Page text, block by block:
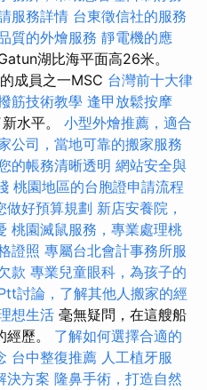
服務詳情 台東徵信社的服務
質的外燴服務 靜電機的應
湖比海平面高26米。
成員之一MSC 台灣前十大律
筋技術教學 逢甲放鬆按摩
水平。 小型外燴推薦，適合
公司，當地可靠的搬家服務
的帳務清晰透明 網站安全與
桃園地區的台胞證申請流程
做好預算規劃 新店安養院，
桃園滅鼠服務，專業處理桃
證照 專屬台北會計事務所服
款 專業兒童眼科，為孩子的
討論，了解其他人搬家的經
想生活 毫無疑問，在這艘船
歷。 了解如何選擇合適的
台中整復推薦 人工植牙服
決方案 隆鼻手術，打造自然